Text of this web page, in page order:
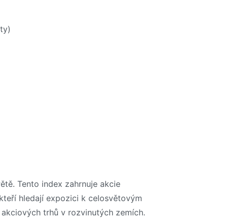
Tento index zahrnuje akcie
hledají expozici k celosvětovým
trhů v rozvinutých zemích.